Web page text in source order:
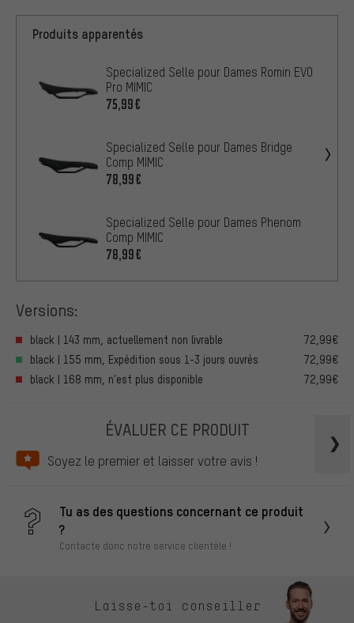
Produits apparentés
Specialized Selle pour Dames Romin EVO
Pro MIMIC
75,99€
Specialized Selle pour Dames Bridge
Comp MIMIC
78,99€
Specialized Selle pour Dames Phenom
Comp MIMIC
78,99€
Versions:
black | 143 mm, actuellement non livrable
72,99€
black | 155 mm, Expédition sous 1-3 jours ouvrés
72,99€
black | 168 mm, n’est plus disponible
72,99€
ÉVALUER CE PRODUIT
Soyez le premier et laisser votre avis !
Tu as des questions concernant ce produit
?
Contacte donc notre service clientèle !
Laisse-toi conseiller